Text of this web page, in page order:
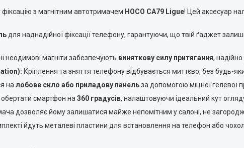
з магнітним автотримачем HOCO CA79 Ligue! Цей аксесуар
для наднадійної фіксації телефону, гарантуючи, що твій ґаджет
неодимові магніти забезпечують виняткову силу притягання,
Кріплення та зняття телефону відбувається миттєво, без будь-
на лобове скло або приладову панельза допомогою міцної гелевої
смартфон на 360 градусів, налаштовуючи ідеальний кут огляду
дозволяє йому залишатися майже непомітним у салоні, не
йдуть металеві пластини для встановлення на телефон або чохол.